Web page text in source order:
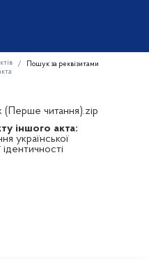
Пошук за реквізитами
(Перше читання).zip
іншого акта:
української